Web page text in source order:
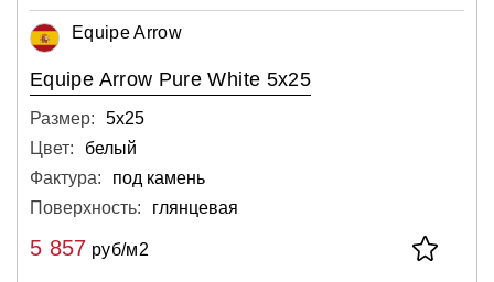
Equipe Arrow
Equipe Arrow Pure White 5x25
Размер:
5х25
Цвет:
белый
Фактура:
под камень
Поверхность:
глянцевая
5 857 руб/м2